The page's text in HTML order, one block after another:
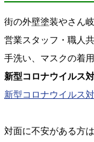
街の外壁塗装やさん岐
営業スタッフ・職人共
手洗い、マスクの着
新型コロナウイルス
新型コロナウイルス
対面に不安がある方は